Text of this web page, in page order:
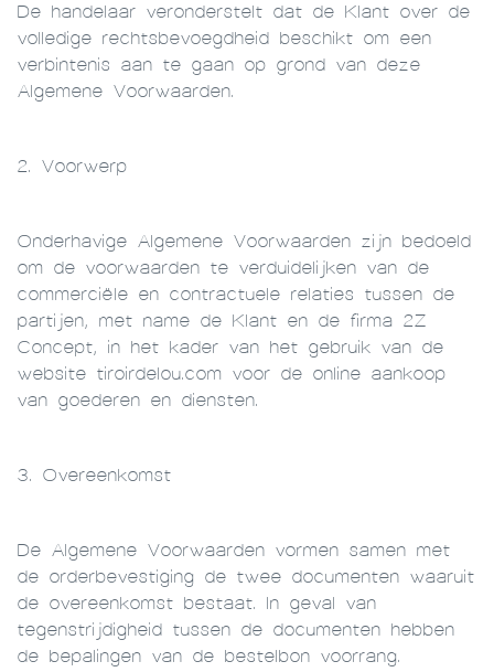
De handelaar veronderstelt dat de Klant over de
volledige rechtsbevoegdheid beschikt om een
verbintenis aan te gaan op grond van deze
Algemene Voorwaarden.
2. Voorwerp
Onderhavige Algemene Voorwaarden zijn bedoeld
om de voorwaarden te verduidelijken van de
commerciële en contractuele relaties tussen de
partijen, met name de Klant en de firma 2Z
Concept, in het kader van het gebruik van de
website tiroirdelou.com voor de online aankoop
van goederen en diensten.
3. Overeenkomst
De Algemene Voorwaarden vormen samen met
de orderbevestiging de twee documenten waaruit
de overeenkomst bestaat. In geval van
tegenstrijdigheid tussen de documenten hebben
de bepalingen van de bestelbon voorrang.